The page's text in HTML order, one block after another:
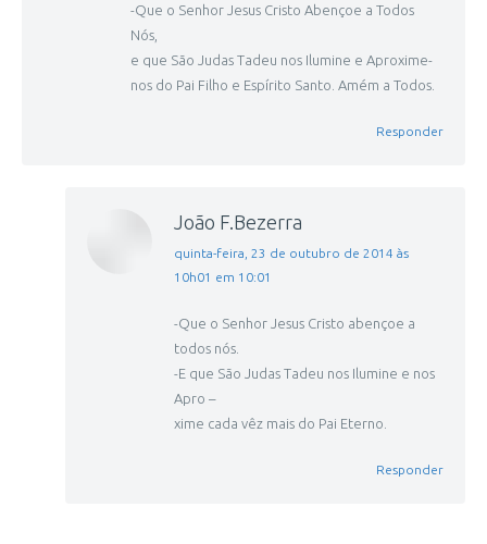
-Que o Senhor Jesus Cristo Abençoe a Todos
Nós,
e que São Judas Tadeu nos Ilumine e Aproxime-
nos do Pai Filho e Espírito Santo. Amém a Todos.
Responder
João F.Bezerra
disse:
quinta-feira, 23 de outubro de 2014 às
10h01 em 10:01
-Que o Senhor Jesus Cristo abençoe a
todos nós.
-E que São Judas Tadeu nos Ilumine e nos
Apro –
xime cada vêz mais do Pai Eterno.
Responder